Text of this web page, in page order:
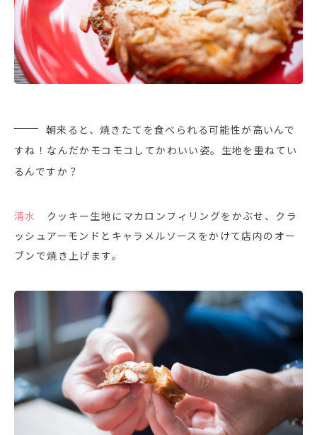
朝来ると、焼きたてを食べられる可能性が高いんで
すね！なんだかモコモコしてかわいい姿。生地を重ねてい
るんですか？
清水
クッキー生地にマカロンフィリングをかぶせ、クラ
ッシュアーモンドとキャラメルソースをかけて店内のオー
ブンで焼き上げます。